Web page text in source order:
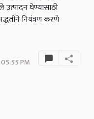
घेण्यासाठी
नियंत्रण करणे
PM